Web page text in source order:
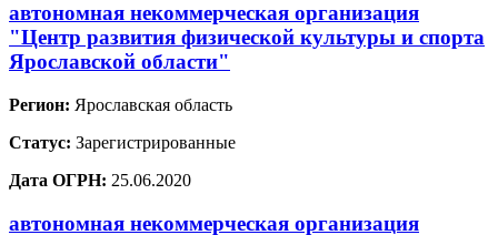
автономная некоммерческая организация
"Центр развития физической культуры и спорта
Ярославской области"
Регион: Ярославская область
Статус: Зарегистрированные
Дата ОГРН: 25.06.2020
автономная некоммерческая организация